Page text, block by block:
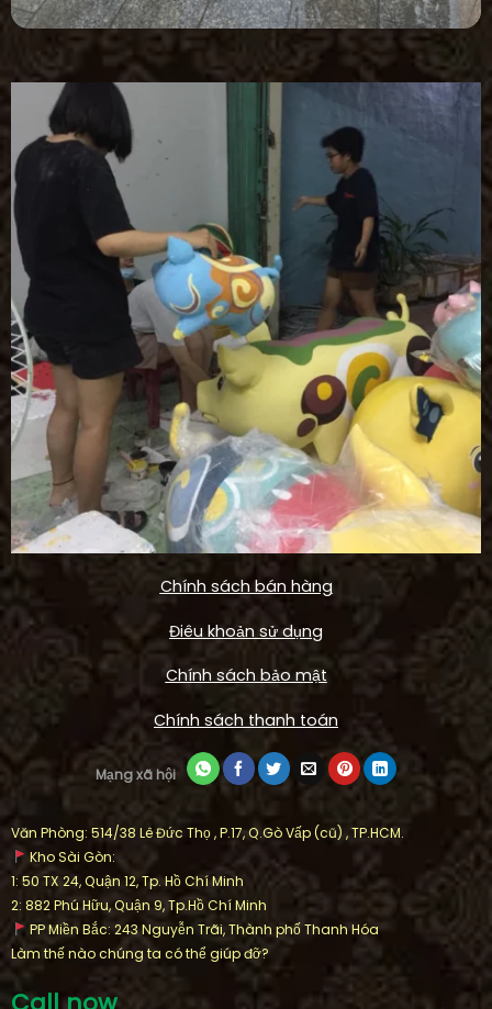
Chính sách bán hàng
Điêu khoản sử dụng
Chính sách bảo mật
Chính sách thanh toán
Mạng xã hội
Văn Phòng: 514/38 Lê Đức Thọ , P.17, Q.Gò Vấp (cũ) , TP.HCM.
Kho Sài Gòn:
1: 50 TX 24, Quận 12, Tp. Hồ Chí Minh
2: 882 Phú Hữu, Quận 9, Tp.Hồ Chí Minh
PP Miền Bắc: 243 Nguyễn Trãi, Thành phố Thanh Hóa
Làm thế nào chúng ta có thể giúp đỡ?